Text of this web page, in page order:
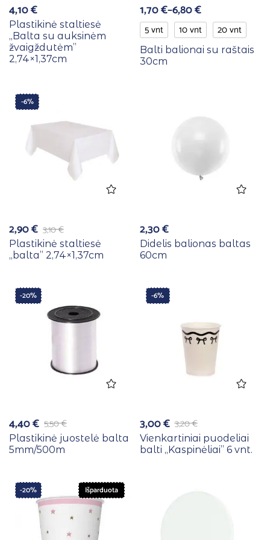
4,10€
Plastikinė staltiesė
,,Balta su auksinėm
žvaigždutėm”
2,74×1,37cm
1,70€–6,80€
5 vnt 10 vnt 20 vnt
Balti balionai su raštais
30cm
-6%
3,10€
2,90€
Plastikinė staltiesė
,,balta” 2,74×1,37cm
2,30€
Didelis balionas baltas
60cm
-20%
5,50€
4,40€
Plastikinė juostelė balta
5mm/500m
-6%
3,20€
3,00€
Vienkartiniai puodeliai
balti ,,Kaspinėliai” 6 vnt.
-20% Išparduota